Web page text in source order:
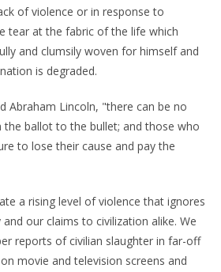
of violence or in response to
tear at the fabric of the life which
and clumsily woven for himself and
is degraded.
Abraham Lincoln, "there can be no
the ballot to the bullet; and those who
to lose their cause and pay the
a rising level of violence that ignores
our claims to civilization alike. We
reports of civilian slaughter in far-off
movie and television screens and